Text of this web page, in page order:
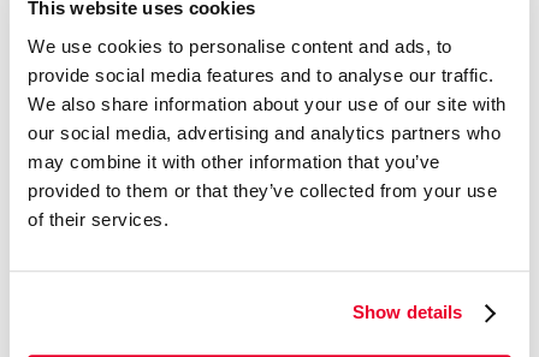
This website uses cookies
We use cookies to personalise content and ads, to
provide social media features and to analyse our traffic.
We also share information about your use of our site with
our social media, advertising and analytics partners who
may combine it with other information that you’ve
provided to them or that they’ve collected from your use
of their services.
Show details